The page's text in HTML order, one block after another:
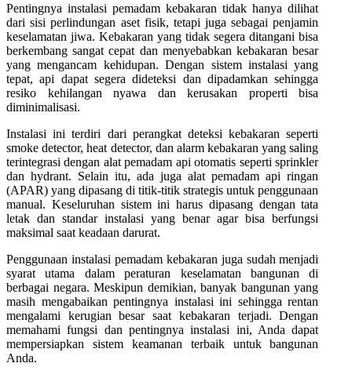
Pentingnya instalasi pemadam kebakaran tidak hanya dilihat
dari sisi perlindungan aset fisik, tetapi juga sebagai penjamin
keselamatan jiwa. Kebakaran yang tidak segera ditangani bisa
berkembang sangat cepat dan menyebabkan kebakaran besar
yang mengancam kehidupan. Dengan sistem instalasi yang
tepat, api dapat segera dideteksi dan dipadamkan sehingga
resiko kehilangan nyawa dan kerusakan properti bisa
diminimalisasi.
Instalasi ini terdiri dari perangkat deteksi kebakaran seperti
smoke detector, heat detector, dan alarm kebakaran yang saling
terintegrasi dengan alat pemadam api otomatis seperti sprinkler
dan hydrant. Selain itu, ada juga alat pemadam api ringan
(APAR) yang dipasang di titik-titik strategis untuk penggunaan
manual. Keseluruhan sistem ini harus dipasang dengan tata
letak dan standar instalasi yang benar agar bisa berfungsi
maksimal saat keadaan darurat.
Penggunaan instalasi pemadam kebakaran juga sudah menjadi
syarat utama dalam peraturan keselamatan bangunan di
berbagai negara. Meskipun demikian, banyak bangunan yang
masih mengabaikan pentingnya instalasi ini sehingga rentan
mengalami kerugian besar saat kebakaran terjadi. Dengan
memahami fungsi dan pentingnya instalasi ini, Anda dapat
mempersiapkan sistem keamanan terbaik untuk bangunan
Anda.